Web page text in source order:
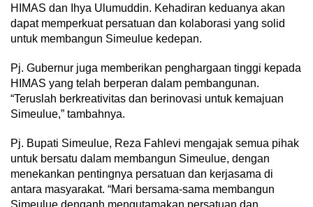
HIMAS dan Ihya Ulumuddin. Kehadiran keduanya akan
dapat memperkuat persatuan dan kolaborasi yang solid
untuk membangun Simeulue kedepan.
Pj. Gubernur juga memberikan penghargaan tinggi kepada
HIMAS yang telah berperan dalam pembangunan.
“Teruslah berkreativitas dan berinovasi untuk kemajuan
Simeulue,” tambahnya.
Pj. Bupati Simeulue, Reza Fahlevi mengajak semua pihak
untuk bersatu dalam membangun Simeulue, dengan
menekankan pentingnya persatuan dan kerjasama di
antara masyarakat. “Mari bersama-sama membangun